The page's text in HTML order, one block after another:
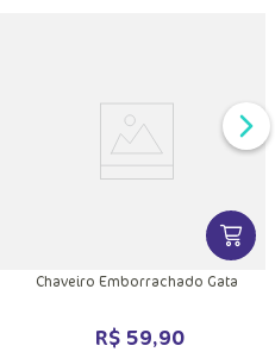
INFORMAÇÕES DOVER
Chaveiro Emborrachado Gata
R$ 59,90